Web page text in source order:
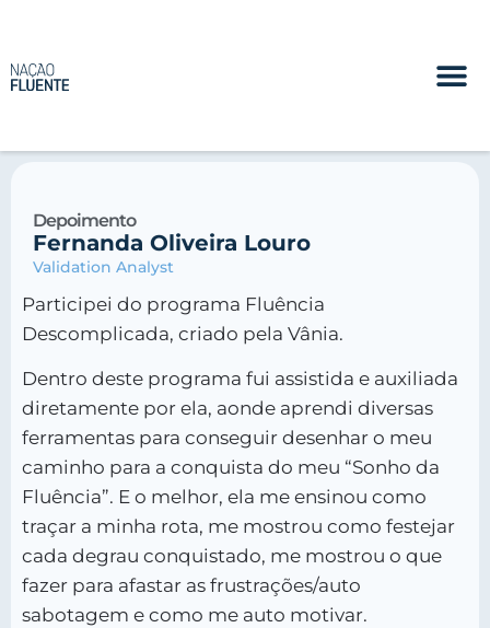
Depoimento
Fernanda Oliveira Louro
Validation Analyst
Participei do programa Fluência
Descomplicada, criado pela Vânia.
Dentro deste programa fui assistida e auxiliada
diretamente por ela, aonde aprendi diversas
ferramentas para conseguir desenhar o meu
caminho para a conquista do meu “Sonho da
Fluência”. E o melhor, ela me ensinou como
traçar a minha rota, me mostrou como festejar
cada degrau conquistado, me mostrou o que
fazer para afastar as frustrações/auto
sabotagem e como me auto motivar.